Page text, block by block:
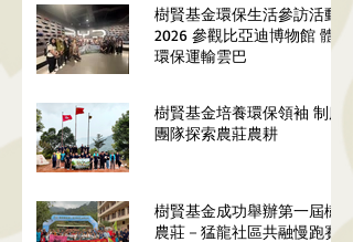
樹賢基金環保生活參訪活動
2026 參觀比亞迪博物館 體驗
環保運輸雲巴
樹賢基金培養環保領袖 制服
團隊探索農莊農耕
樹賢基金成功舉辦第一屆樹賢
農莊－猛龍社區共融慢跑賽